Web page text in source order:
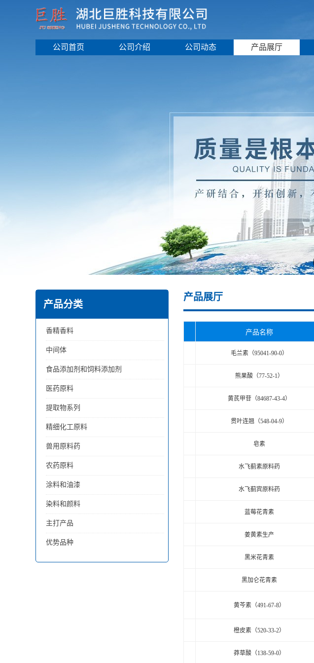
公司首页 公司介绍 公司动态 产品展厅
产品分类
香精香料
中间体
食品添加剂和饲料添加剂
医药原料
提取物系列
精细化工原料
兽用原料药
农药原料
涂料和油漆
染料和颜料
主打产品
优势品种
产品展厅
产品名称
毛兰素（95041-90-0）
熊果酸（77-52-1）
黄芪甲苷（84687-43-4）
贯叶连翘（548-04-9）
皂素
水飞蓟素原料药
水飞蓟宾原料药
蓝莓花青素
姜黄素生产
黑米花青素
黑加仑花青素
黄芩素（491-67-8）
橙皮素（520-33-2）
莽草酸（138-59-0）